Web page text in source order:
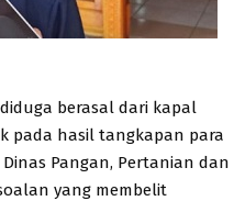
berasal dari kapal
pada hasil tangkapan para
Pangan, Pertanian dan
yang membelit